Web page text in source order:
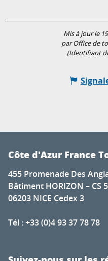
Mis à jour le
par Office de
(Identifiant
Côte d'Azur France
455 Promenade Des
Bâtiment HORIZON – CS
06203 NICE Cedex 3
Tél : +33 (0)4 93 37 78 78